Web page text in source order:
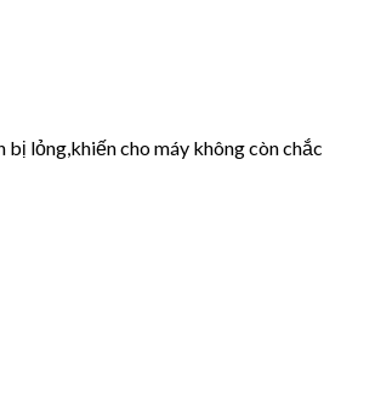
lỏng,khiến cho máy không còn chắc